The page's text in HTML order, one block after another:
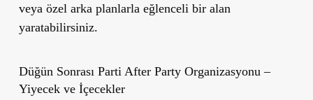
veya özel arka planlarla eğlenceli bir alan
yaratabilirsiniz.
Düğün Sonrası Parti After Party Organizasyonu –
Yiyecek ve İçecekler